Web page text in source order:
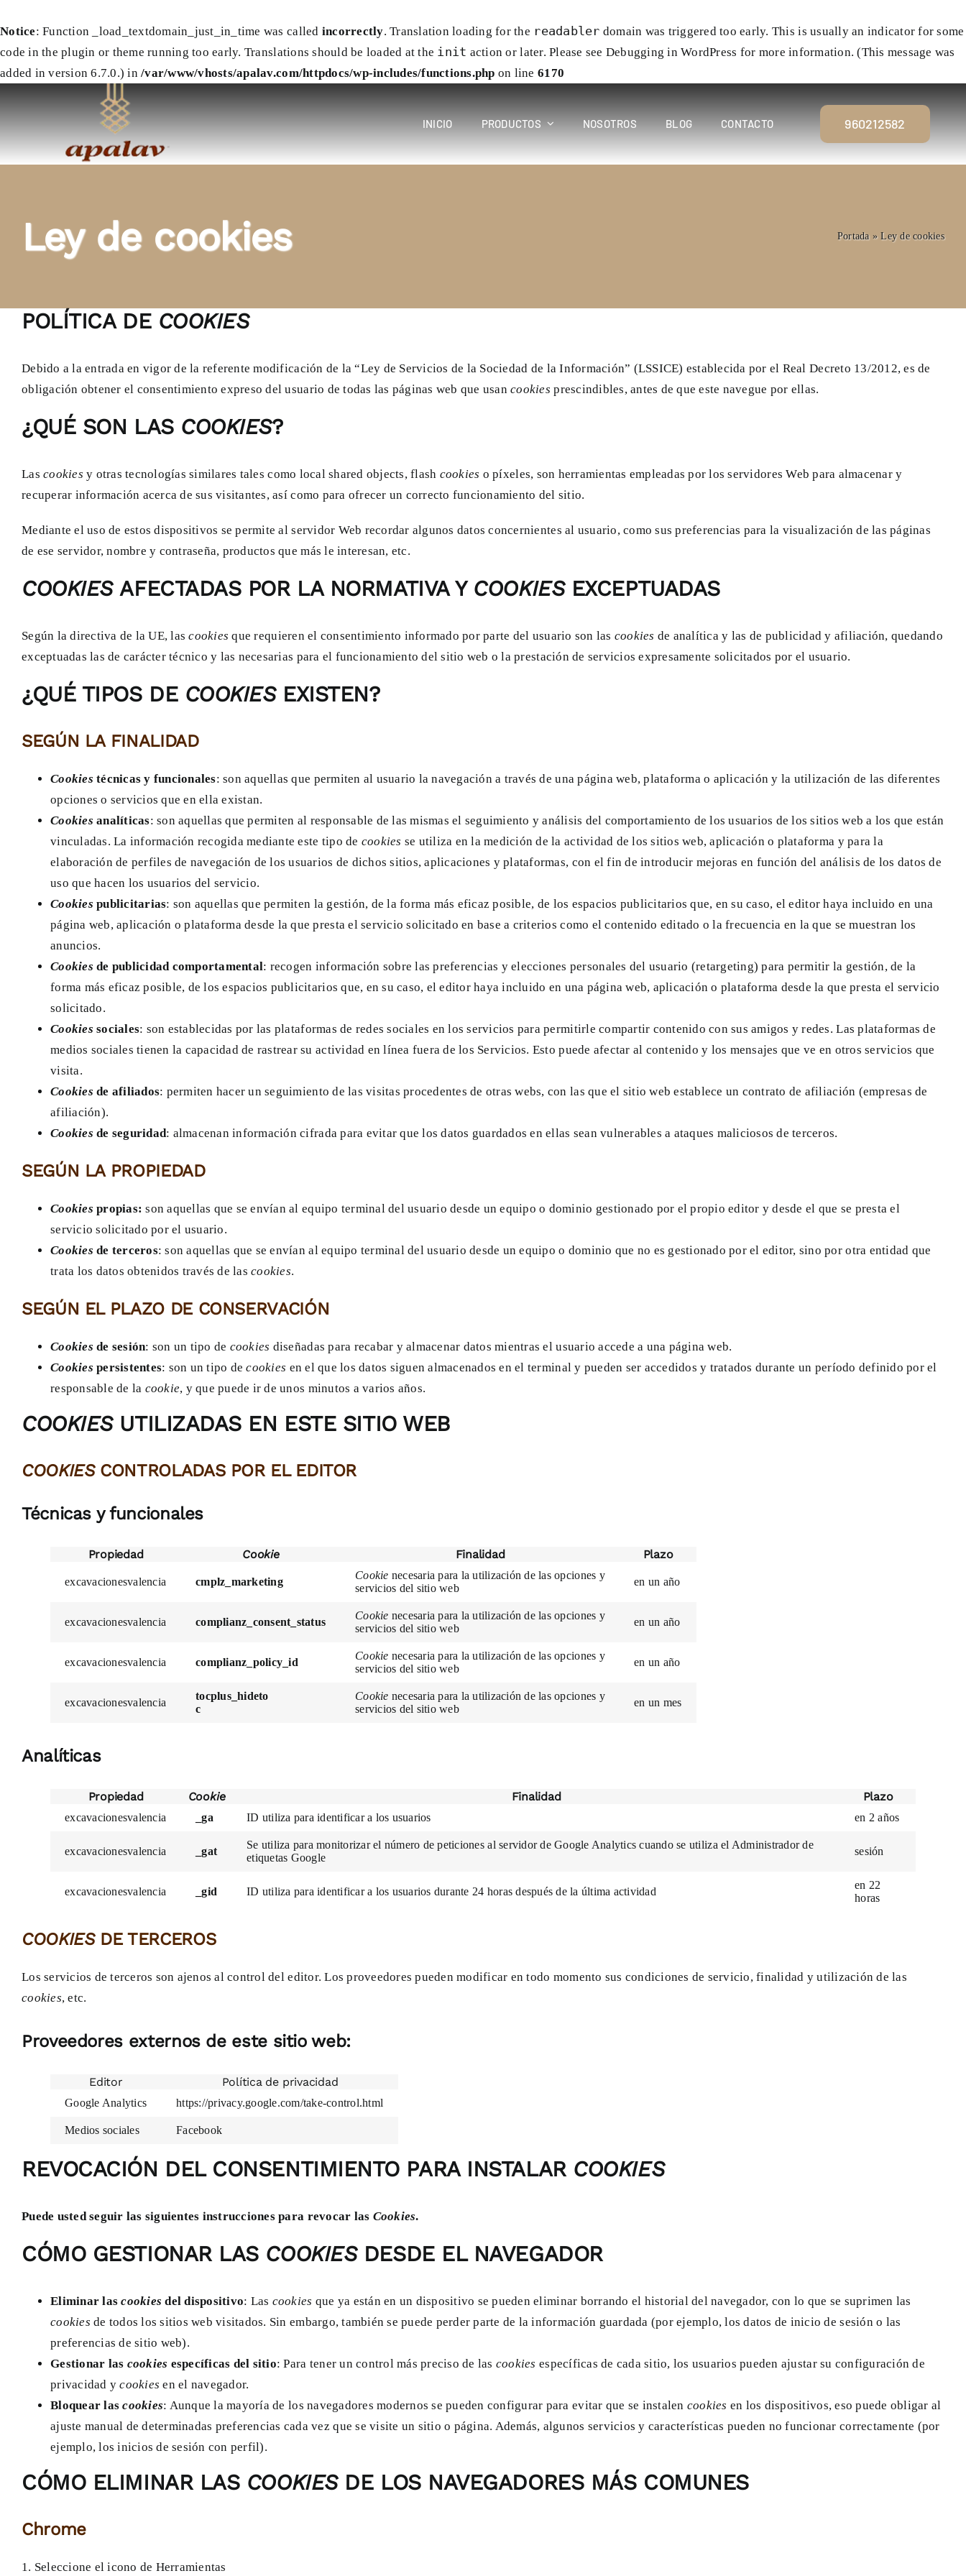
Notice: Function _load_textdomain_just_in_time was called incorrectly. Translation loading for the readabler domain was triggered too early. This is usually an indicator for some
code in the plugin or theme running too early. Translations should be loaded at the init action or later. Please see Debugging in WordPress for more information. (This message was
added in version 6.7.0.) in/var/www/vhosts/apalav.com/httpdocs/wp-includes/functions.php on line 6170
INICIO PRODUCTOS NOSOTROS BLOG CONTACTO 960212582
Ley de cookies Portada»Ley de cookies
POLÍTICA DE COOKIES
Debido a la entrada en vigor de la referente modificación de la “Ley de Servicios de la Sociedad de la Información” (LSSICE) establecida por el Real Decreto 13/2012, es de
obligación obtener el consentimiento expreso del usuario de todas las páginas web que usancookiesprescindibles, antes de que este navegue por ellas.
¿QUÉ SON LAS COOKIES?
Lascookiesy otras tecnologías similares tales como local shared objects, flash cookies o píxeles, son herramientas empleadas por los servidores Web para almacenar y
recuperar información acerca de sus visitantes, así como para ofrecer un correcto funcionamiento del sitio.
Mediante el uso de estos dispositivos se permite al servidor Web recordar algunos datos concernientes al usuario, como sus preferencias para la visualización de las páginas
de ese servidor, nombre y contraseña, productos que más le interesan, etc.
COOKIESAFECTADAS POR LA NORMATIVA Y COOKIES EXCEPTUADAS
Según la directiva de la UE, lascookiesque requieren el consentimiento informado por parte del usuario son las cookies de analítica y las de publicidad y afiliación, quedando
exceptuadas las de carácter técnico y las necesarias para el funcionamiento del sitio web o la prestación de servicios expresamente solicitados por el usuario.
¿QUÉ TIPOS DE COOKIES EXISTEN?
SEGÚN LA FINALIDAD
Cookiestécnicas y funcionales: son aquellas que permiten al usuario la navegación a través de una página web, plataforma o aplicación y la utilización de las diferentes
opciones o servicios que en ella existan.
Cookiesanalíticas: son aquellas que permiten al responsable de las mismas el seguimiento y análisis del comportamiento de los usuarios de los sitios web a los que están
vinculadas. La información recogida mediante este tipo de cookies se utiliza en la medición de la actividad de los sitios web, aplicación o plataforma y para la
elaboración de perfiles de navegación de los usuarios de dichos sitios, aplicaciones y plataformas, con el fin de introducir mejoras en función del análisis de los datos de
uso que hacen los usuarios del servicio.
Cookiespublicitarias: son aquellas que permiten la gestión, de la forma más eficaz posible, de los espacios publicitarios que, en su caso, el editor haya incluido en una
página web, aplicación o plataforma desde la que presta el servicio solicitado en base a criterios como el contenido editado o la frecuencia en la que se muestran los
anuncios.
Cookiesde publicidad comportamental: recogen información sobre las preferencias y elecciones personales del usuario (retargeting) para permitir la gestión, de la
forma más eficaz posible, de los espacios publicitarios que, en su caso, el editor haya incluido en una página web, aplicación o plataforma desde la que presta el servicio
solicitado.
Cookiessociales: son establecidas por las plataformas de redes sociales en los servicios para permitirle compartir contenido con sus amigos y redes. Las plataformas de
medios sociales tienen la capacidad de rastrear su actividad en línea fuera de los Servicios. Esto puede afectar al contenido y los mensajes que ve en otros servicios que
visita.
Cookiesde afiliados: permiten hacer un seguimiento de las visitas procedentes de otras webs, con las que el sitio web establece un contrato de afiliación (empresas de
afiliación).
Cookiesde seguridad: almacenan información cifrada para evitar que los datos guardados en ellas sean vulnerables a ataques maliciosos de terceros.
SEGÚN LA PROPIEDAD
Cookiespropias: son aquellas que se envían al equipo terminal del usuario desde un equipo o dominio gestionado por el propio editor y desde el que se presta el
servicio solicitado por el usuario.
Cookiesde terceros: son aquellas que se envían al equipo terminal del usuario desde un equipo o dominio que no es gestionado por el editor, sino por otra entidad que
trata los datos obtenidos través de lascookies.
SEGÚN EL PLAZO DE CONSERVACIÓN
Cookiesde sesión: son un tipo de cookies diseñadas para recabar y almacenar datos mientras el usuario accede a una página web.
Cookiespersistentes: son un tipo decookies en el que los datos siguen almacenados en el terminal y pueden ser accedidos y tratados durante un período definido por el
responsable de la cookie, y que puede ir de unos minutos a varios años.
COOKIES UTILIZADAS EN ESTE SITIO WEB
COOKIES CONTROLADAS POR EL EDITOR
Técnicas y funcionales
Propiedad Cookie Finalidad Plazo
excavacionesvalencia cmplz_marketing
Cookie necesaria para la utilización de las opciones y
servicios del sitio web
en un año
excavacionesvalencia complianz_consent_status
Cookie necesaria para la utilización de las opciones y
servicios del sitio web
en un año
excavacionesvalencia complianz_policy_id
Cookie necesaria para la utilización de las opciones y
servicios del sitio web
en un año
excavacionesvalencia
tocplus_hideto
c
Cookie necesaria para la utilización de las opciones y
servicios del sitio web
en un mes
Analíticas
Propiedad Cookie Finalidad Plazo
excavacionesvalencia _ga ID utiliza para identificar a los usuarios en 2 años
excavacionesvalencia _gat
Se utiliza para monitorizar el número de peticiones al servidor de Google Analytics cuando se utiliza el Administrador de
etiquetas Google
sesión
excavacionesvalencia _gid ID utiliza para identificar a los usuarios durante 24 horas después de la última actividad
en 22
horas
COOKIES DE TERCEROS
Los servicios de terceros son ajenos al control del editor. Los proveedores pueden modificar en todo momento sus condiciones de servicio, finalidad y utilización de las
cookies, etc.
Proveedores externos de este sitio web:
Editor Política de privacidad
Google Analytics https://privacy.google.com/take-control.html
Medios sociales Facebook
REVOCACIÓN DEL CONSENTIMIENTO PARA INSTALAR COOKIES
Puede usted seguir las siguientes instrucciones para revocar las Cookies.
CÓMO GESTIONAR LAS COOKIES DESDE EL NAVEGADOR
Eliminar lascookiesdel dispositivo: Las cookies que ya están en un dispositivo se pueden eliminar borrando el historial del navegador, con lo que se suprimen las
cookiesde todos los sitios web visitados. Sin embargo, también se puede perder parte de la información guardada (por ejemplo, los datos de inicio de sesión o las
preferencias de sitio web).
Gestionar las cookies específicas del sitio: Para tener un control más preciso de las cookies específicas de cada sitio, los usuarios pueden ajustar su configuración de
privacidad ycookiesen el navegador.
Bloquear lascookies: Aunque la mayoría de los navegadores modernos se pueden configurar para evitar que se instalen cookies en los dispositivos, eso puede obligar al
ajuste manual de determinadas preferencias cada vez que se visite un sitio o página. Además, algunos servicios y características pueden no funcionar correctamente (por
ejemplo, los inicios de sesión con perfil).
CÓMO ELIMINAR LAS COOKIES DE LOS NAVEGADORES MÁS COMUNES
Chrome
1. Seleccione el icono de Herramientas